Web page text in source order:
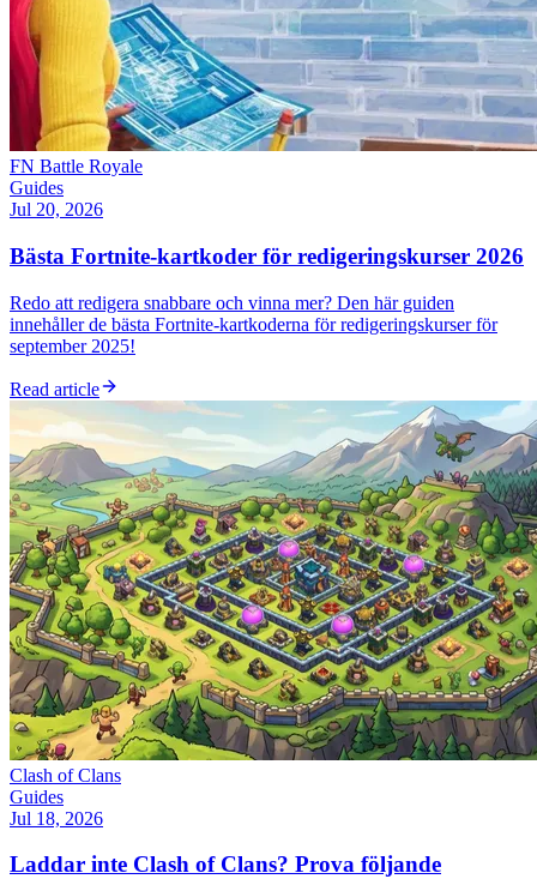
FN Battle Royale
Guides
Jul 20, 2026
Bästa Fortnite-kartkoder för redigeringskurser 2026
Redo att redigera snabbare och vinna mer? Den här guiden
innehåller de bästa Fortnite-kartkoderna för redigeringskurser för
september 2025!
Read article
Clash of Clans
Guides
Jul 18, 2026
Laddar inte Clash of Clans? Prova följande